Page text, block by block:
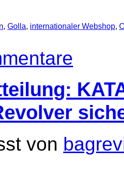
, Golla, internationaler Webshop,
von